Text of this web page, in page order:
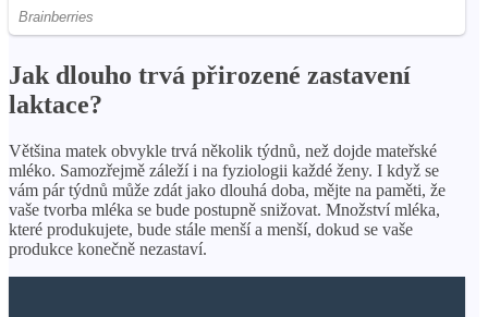
Jak dlouho trvá přirozené zastavení
laktace?
Většina matek obvykle trvá několik týdnů, než dojde mateřské
mléko. Samozřejmě záleží i na fyziologii každé ženy. I když se
vám pár týdnů může zdát jako dlouhá doba, mějte na paměti, že
vaše tvorba mléka se bude postupně snižovat. Množství mléka,
které produkujete, bude stále menší a menší, dokud se vaše
produkce konečně nezastaví.